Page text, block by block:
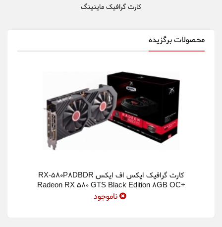
کارت گرافیک ماینینگ
محصولات برگزیده
کارت گرافیک ایکس اف ایکس RX-580P8DBDR
Radeon RX 580 GTS Black Edition 8GB OC+
Graphics Card
ناموجود